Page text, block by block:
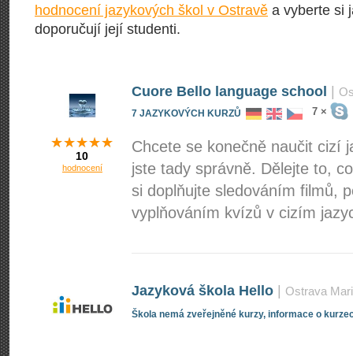
hodnocení jazykových škol v Ostravě a vyberte si
doporučují její studenti.
Cuore Bello language school
7 JAZYKOVÝCH KURZŮ 7 ×
10
hodnocení
Chcete se konečně naučit cizí
jste tady správně. Dělejte to,
si doplňujte sledováním filmů,
vyplňováním kvízů v cizím
Jazyková škola Hello Ostrava
Škola nemá zveřejněné kurzy, informace o